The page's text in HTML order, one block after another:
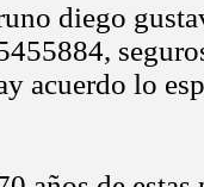
diego
acuerdo lo